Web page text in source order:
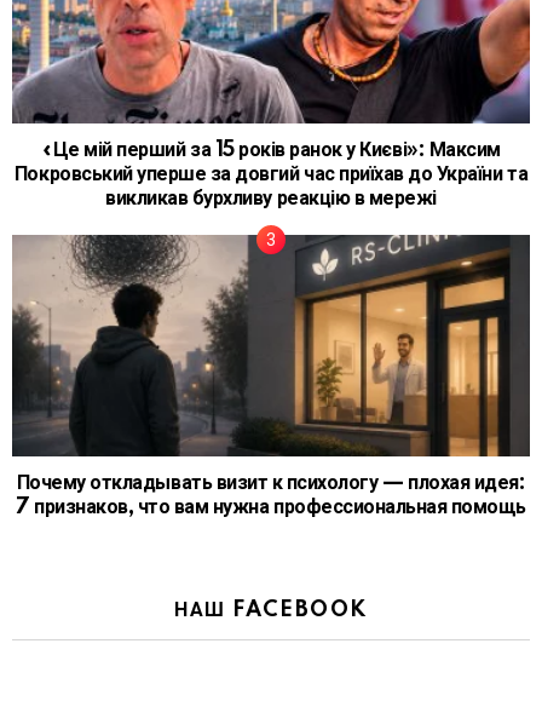
«Це мій перший за 15 років ранок у Києві»: Максим
Покровський уперше за довгий час приїхав до України та
викликав бурхливу реакцію в мережі
Почему откладывать визит к психологу — плохая идея:
7 признаков, что вам нужна профессиональная помощь
НАШ FACEBOOK